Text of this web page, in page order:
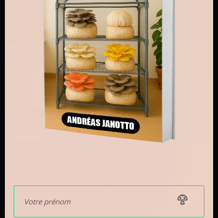
Cette phase élimine beaucoup de compétiteurs.
Ensuite, le compost est maintenu à des températures
plus basses, souvent autour de 45 à 55 °C, pour
favoriser des micro-organismes thermophiles. Ceux-ci
consomment les sucres simples et les composés
faciles. Quand la température redescend autour de 25
°C, on peut ensemencer avec le blanc de champignon
À ce stade, le substrat est devenu difficile à digérer
pour beaucoup d’organismes, mais Agaricus bisporus
est justement adapté à cette matière transformée. Le
champignon de Paris n’est pas seulement une recette.